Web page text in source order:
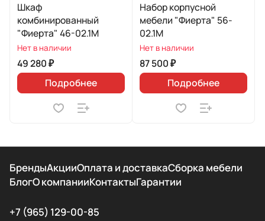
Шкаф
комбинированный
"Фиерта" 46-02.1М
Нет в наличии
49 280 ₽
Подробнее
Набор корпусной
мебели "Фиерта" 56-
02.1М
Нет в наличии
87 500 ₽
Подробнее
БрендыАкцииОплата и доставкаСборка мебели
БлогО компанииКонтактыГарантии
+7 (965) 129-00-85